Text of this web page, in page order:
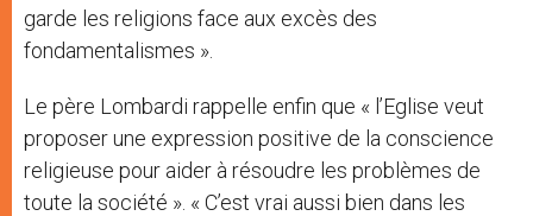
garde les religions face aux excès des
fondamentalismes ».
Le père Lombardi rappelle enfin que « l’Eglise veut
proposer une expression positive de la conscience
religieuse pour aider à résoudre les problèmes de
toute la société ». « C’est vrai aussi bien dans les